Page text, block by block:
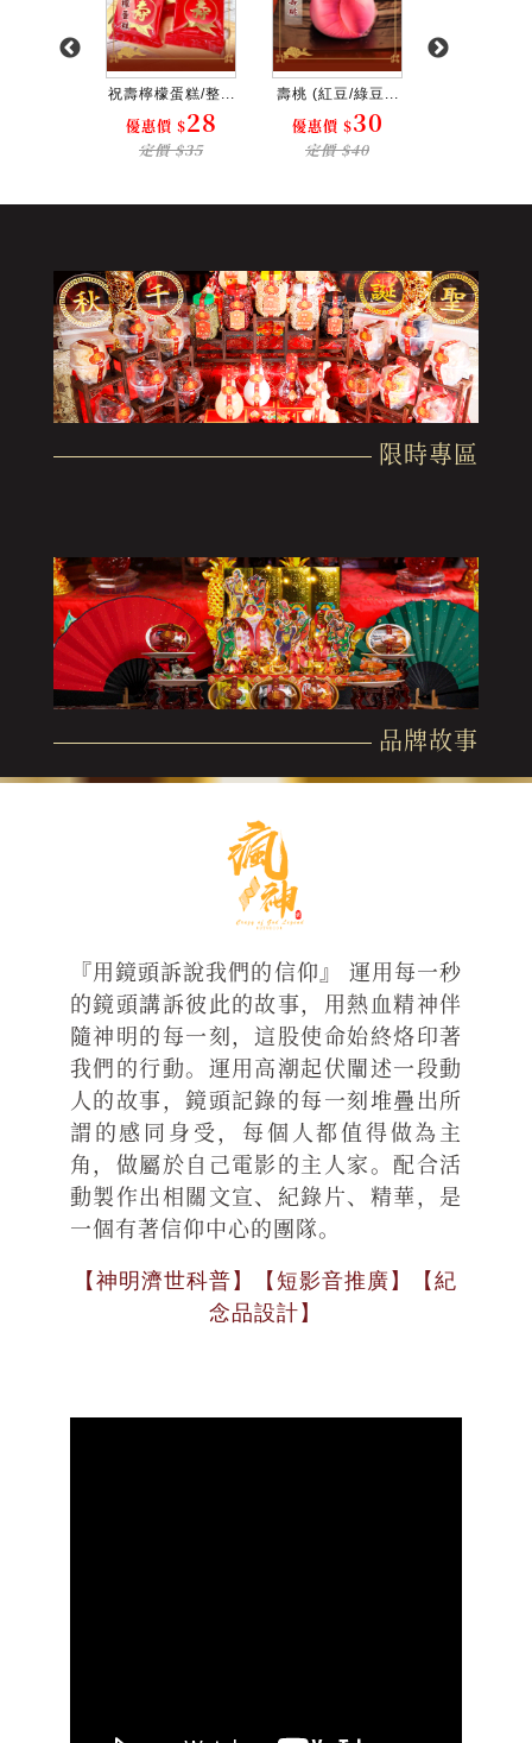
祝壽檸檬蛋糕/整...
優惠價 $28
定價 $35
壽桃 (紅豆/綠豆...
優惠價 $30
定價 $40
限時專區
品牌故事
『用鏡頭訴說我們的信仰』 運用每一秒
的鏡頭講訴彼此的故事，用熱血精神伴
隨神明的每一刻，這股使命始終烙印著
我們的行動。運用高潮起伏闡述一段動
人的故事，鏡頭記錄的每一刻堆疊出所
謂的感同身受，每個人都值得做為主
角，做屬於自己電影的主人家。配合活
動製作出相關文宣、紀錄片、精華，是
一個有著信仰中心的團隊。
【神明濟世科普】【短影音推廣】【紀
念品設計】